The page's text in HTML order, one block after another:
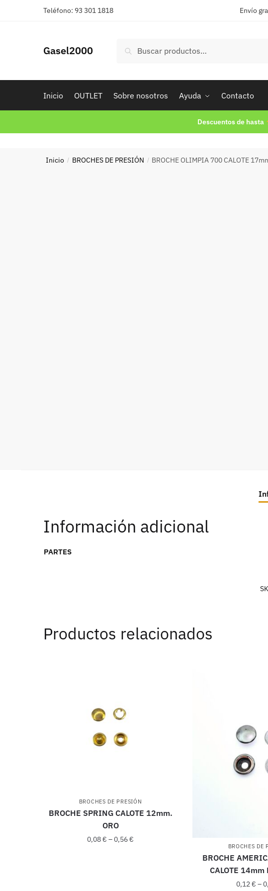
Teléfono: 93 301 1818 Envío
Gasel2000
por:
Buscar
Inicio OUTLET Sobre nosotros Ayuda Contacto
Descuentos de hasta
Inicio / BROCHES DE PRESIÓN / BROCHE OLIMPIA 700 CALOTE
Información adicional
PARTES
Productos relacionados
BROCHES DE PRESIÓN
BROCHE SPRING CALOTE 12mm.
ORO
0,08€ –0,56€
BROCHES DE
BROCHE
CALOTE 14mm
0,12 € –